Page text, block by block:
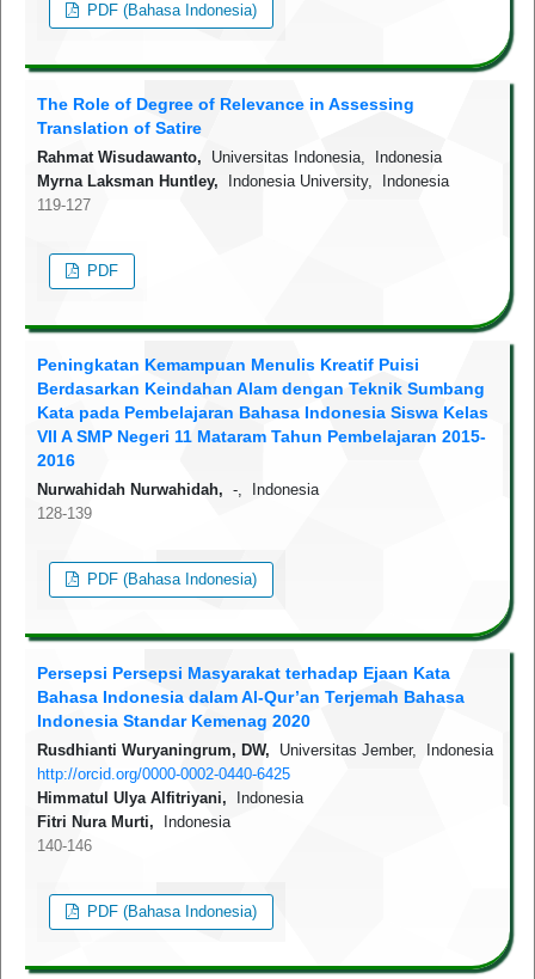
PDF (Bahasa Indonesia)
The Role of Degree of Relevance in Assessing
Translation of Satire
Rahmat Wisudawanto, Universitas Indonesia, Indonesia
Myrna Laksman Huntley, Indonesia University, Indonesia
119-127
PDF
Peningkatan Kemampuan Menulis Kreatif Puisi
Berdasarkan Keindahan Alam dengan Teknik Sumbang
Kata pada Pembelajaran Bahasa Indonesia Siswa Kelas
VII A SMP Negeri 11 Mataram Tahun Pembelajaran 2015-
2016
Nurwahidah Nurwahidah, -, Indonesia
128-139
PDF (Bahasa Indonesia)
Persepsi Persepsi Masyarakat terhadap Ejaan Kata
Bahasa Indonesia dalam Al-Qur’an Terjemah Bahasa
Indonesia Standar Kemenag 2020
Rusdhianti Wuryaningrum, DW, Universitas Jember, Indonesia
http://orcid.org/0000-0002-0440-6425
Himmatul Ulya Alfitriyani, Indonesia
Fitri Nura Murti, Indonesia
140-146
PDF (Bahasa Indonesia)